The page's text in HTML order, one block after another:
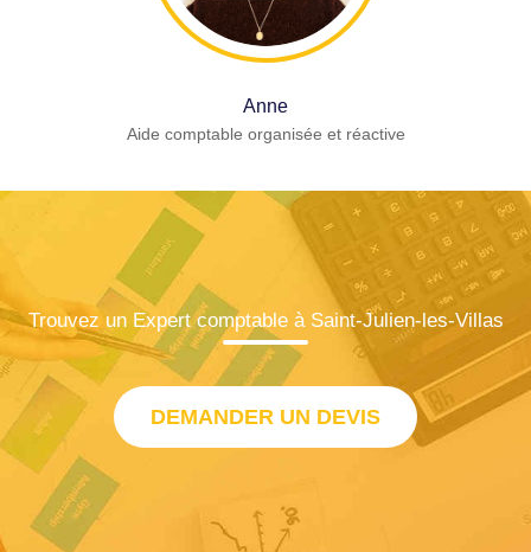
Anne
Aide comptable organisée et réactive
Trouvez un Expert comptable à Saint-Julien-les-Villas
DEMANDER UN DEVIS